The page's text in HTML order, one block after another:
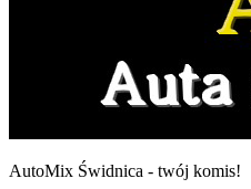
AutoMix Świdnica - twój komis!